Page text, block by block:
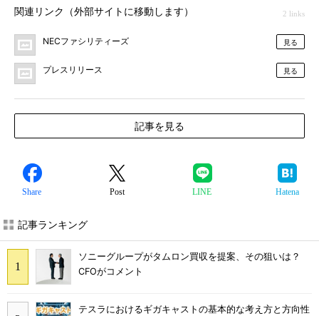
関連リンク（外部サイトに移動します） 2 links
NECファシリティーズ 見る
プレスリリース 見る
記事を見る
Share Post LINE Hatena
記事ランキング
ソニーグループがタムロン買収を提案、その狙いは？
CFOがコメント
テスラにおけるギガキャストの基本的な考え方と方向性